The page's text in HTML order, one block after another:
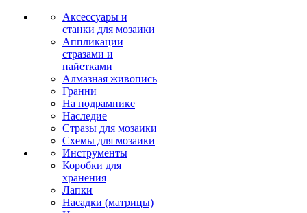
Аксессуары и
станки для мозаики
Аппликации
стразами и
пайетками
Алмазная живопись
Гранни
На подрамнике
Наследие
Стразы для мозаики
Схемы для мозаики
Инструменты
Коробки для
хранения
Лапки
Насадки (матрицы)